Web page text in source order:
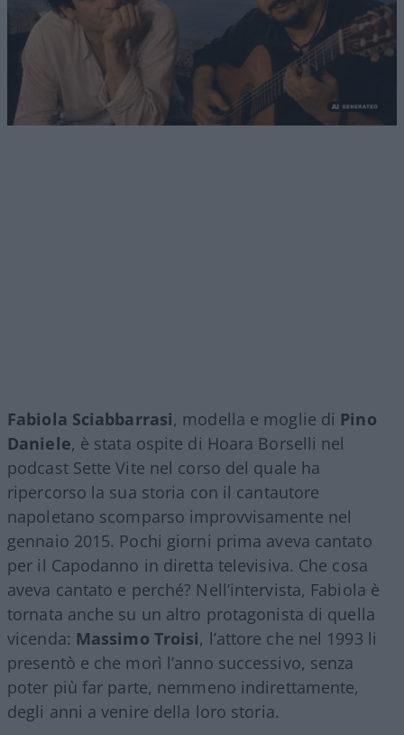
Fabiola Sciabbarrasi, modella e moglie di Pino
Daniele, è stata ospite di Hoara Borselli nel
podcast Sette Vite nel corso del quale ha
ripercorso la sua storia con il cantautore
napoletano scomparso improvvisamente nel
gennaio 2015. Pochi giorni prima aveva cantato
per il Capodanno in diretta televisiva. Che cosa
aveva cantato e perché? Nell’intervista, Fabiola è
tornata anche su un altro protagonista di quella
vicenda: Massimo Troisi, l’attore che nel 1993 li
presentò e che morì l’anno successivo, senza
poter più far parte, nemmeno indirettamente,
degli anni a venire della loro storia.